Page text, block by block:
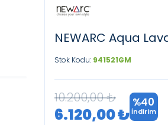
NEWARC Aqua
Stok Kodu: 941521GM
10.200,00₺
6.120,00₺
%40
İndirim